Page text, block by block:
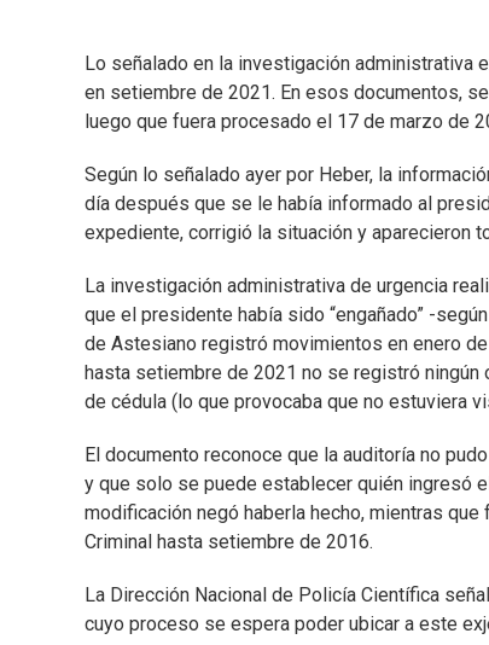
Lo señalado en la investigación administrativa
en setiembre de 2021. En esos documentos,
luego que fuera procesado el 17 de marzo de
Según lo señalado ayer por Heber, la
día después que se le había informado al
expediente, corrigió la situación y aparecieron
La investigación administrativa de urgencia
que el presidente había sido “engañado” -
de Astesiano registró movimientos en enero
hasta setiembre de 2021 no se registró
de cédula (lo que provocaba que no estuviera
El documento reconoce que la auditoría no
y que solo se puede establecer quién ingresó
modificación negó haberla hecho, mientras
Criminal hasta setiembre de 2016.
La Dirección Nacional de Policía Científica
cuyo proceso se espera poder ubicar a este